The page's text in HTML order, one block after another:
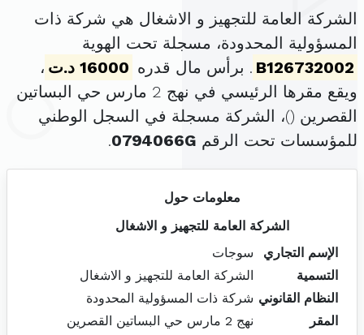
الشركة العامة للتجهيز و الاشغال هي شركة ذات
المسؤولية المحدودة، مسجلة تحت الهوية
B126732002 . برأس مال قدره 16000 د.ت
،
ويقع مقرها الرئيسي في نهج 2 مارس حي البساتين
القصرين ()، الشركة مسجلة في السجل الوطني
للمؤسسات تحت الرقم 0794066G
.
معلومات حول
الشركة العامة للتجهيز و الاشغال
الإسم التجاري
سوجات
التسمية
الشركة العامة للتجهيز و الاشغال
النظام القانوني شركة ذات المسؤولية المحدودة
المقر
نهج 2 مارس حي البساتين القصرين